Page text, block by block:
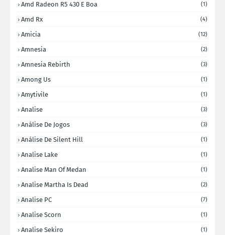
Amd Radeon R5 430 E Boa (1)
Amd Rx (4)
Amicia (12)
Amnesia (2)
Amnesia Rebirth (3)
Among Us (1)
Amytivile (1)
Analise (3)
Análise De Jogos (3)
Análise De Silent Hill (1)
Analise Lake (1)
Analise Man Of Medan (1)
Analise Martha Is Dead (2)
Analise PC (7)
Analise Scorn (1)
Analise Sekiro (1)